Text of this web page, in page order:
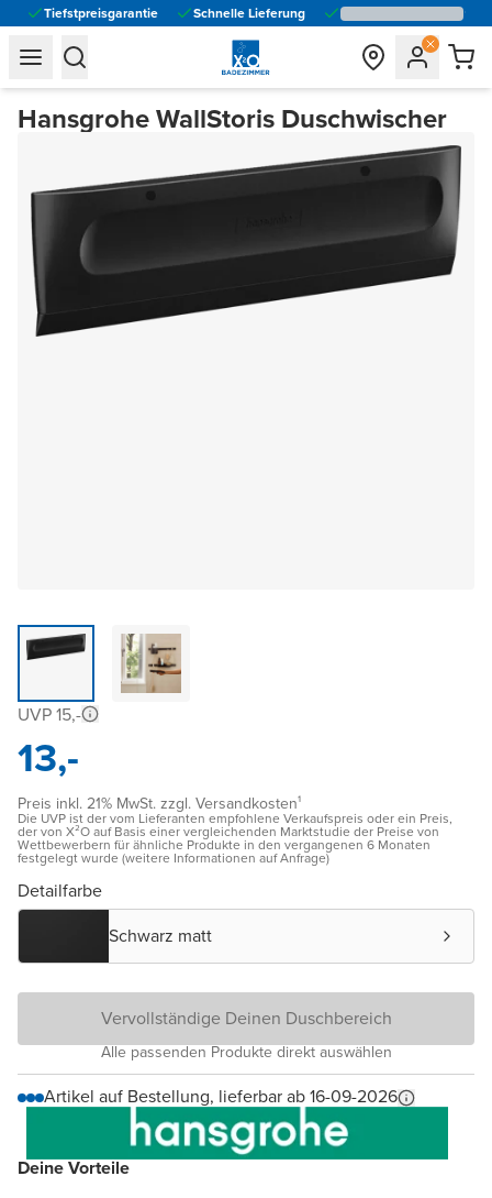
Tiefstpreisgarantie Schnelle Lieferung
general.navigation.toggle_menu.label
general.navigation.toggle_menu.label
Hansgrohe WallStoris Duschwischer
Deine Vorteile
UVP 15,-
13,-
Preis inkl. 21% MwSt. zzgl. Versandkosten¹
Die UVP ist der vom Lieferanten empfohlene Verkaufspreis oder ein Preis,
der von X²O auf Basis einer vergleichenden Marktstudie der Preise von
Wettbewerbern für ähnliche Produkte in den vergangenen 6 Monaten
festgelegt wurde (weitere Informationen auf Anfrage)
Detailfarbe
Schwarz matt
Vervollständige Deinen Duschbereich
Alle passenden Produkte direkt auswählen
Artikel auf Bestellung, lieferbar ab 16-09-2026